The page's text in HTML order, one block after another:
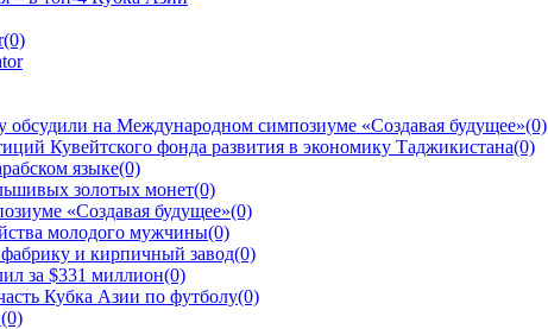
(0)
на Международном симпозиуме «Создавая будущее»(0)
Кувейтского фонда развития в экономику Таджикистана(0)
языке(0)
золотых монет(0)
«Создавая будущее»(0)
молодого мужчины(0)
и кирпичный завод(0)
за $331 миллион(0)
Кубка Азии по футболу(0)
(0)